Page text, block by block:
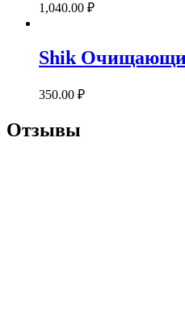
1,040.00 ₽
Shik
350.00 ₽
Отзывы